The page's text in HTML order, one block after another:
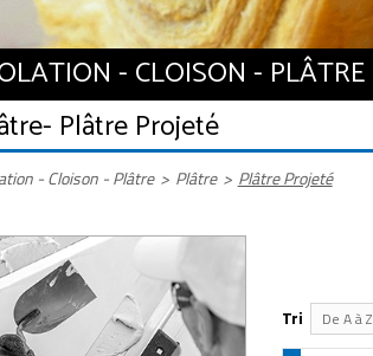
- CLOISON - PLÂTRE
- Plâtre Projeté
- Cloison - Plâtre > Plâtre > Plâtre Projeté
Tri De A à Z